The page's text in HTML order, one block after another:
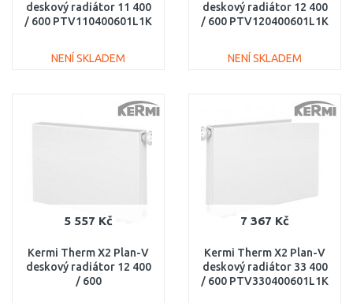
deskový radiátor 11 400
/ 600 PTV110400601L1K
NENÍ SKLADEM
deskový radiátor 12 400
/ 600 PTV120400601L1K
NENÍ SKLADEM
Porovnat
5 557 Kč
Kermi Therm X2 Plan-V
deskový radiátor 12 400
/ 600
7 367 Kč
Kermi Therm X2 Plan-V
deskový radiátor 33 400
/ 600 PTV330400601L1K